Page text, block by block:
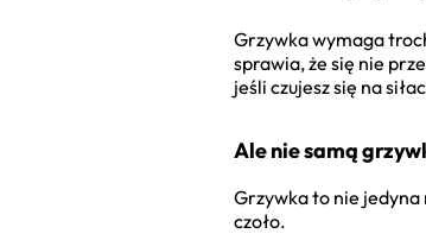
Grzywka wymaga
sprawia, że się nie
jeśli czujesz się na
Ale nie samą
Grzywka to nie jedyna
czoło.